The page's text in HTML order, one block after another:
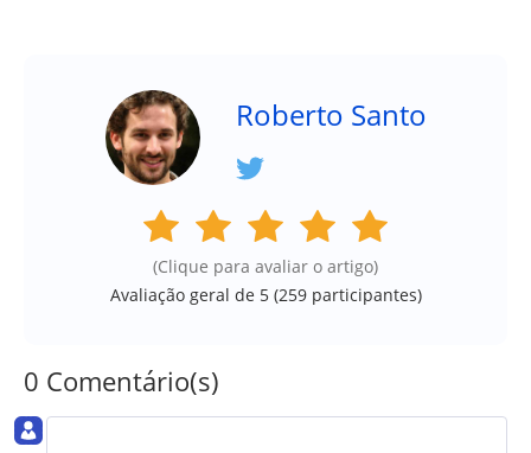
Roberto Santo
(Clique para avaliar o artigo)
Avaliação geral de 5 (259participantes)
0 Comentário(s)